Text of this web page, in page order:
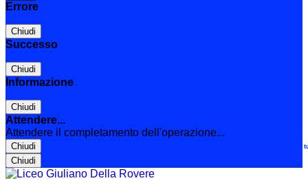
Errore
Chiudi
Successo
Chiudi
Informazione
Chiudi
Attendere...
Attendere il completamento dell'operazione...
Chiudi
Chiudi
Le